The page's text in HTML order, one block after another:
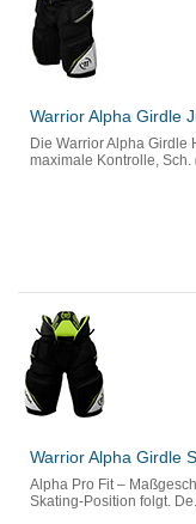
Warrior Alpha Girdle
Die Warrior Alpha Girdle
maximale Kontrolle, Sch.
Warrior Alpha Girdle
Alpha Pro Fit –
Skating-Position folgt. De.